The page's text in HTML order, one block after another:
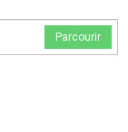
Parcourir